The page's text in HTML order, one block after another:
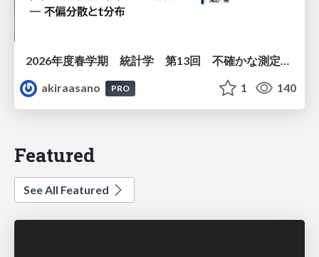
2026年度春学期 統計学 第13回 不確かな測定の不確かさを測る ― 不偏分散とt分布 (2026. 6. 25)
akiraasano
PRO 1 140
Featured
See All Featured